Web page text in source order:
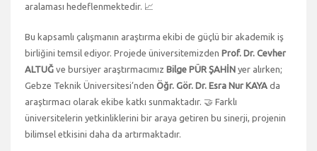
aralaması hedeflenmektedir. 📈
Bu kapsamlı çalışmanın araştırma ekibi de güçlü bir akademik iş
birliğini temsil ediyor. Projede üniversitemizden Prof. Dr. Cevher
ALTUĞ ve bursiyer araştırmacımız Bilge PÜR ŞAHİN yer alırken;
Gebze Teknik Üniversitesi’nden Öğr. Gör. Dr. Esra Nur KAYA da
araştırmacı olarak ekibe katkı sunmaktadır. 🤝 Farklı
üniversitelerin yetkinliklerini bir araya getiren bu sinerji, projenin
bilimsel etkisini daha da artırmaktadır.